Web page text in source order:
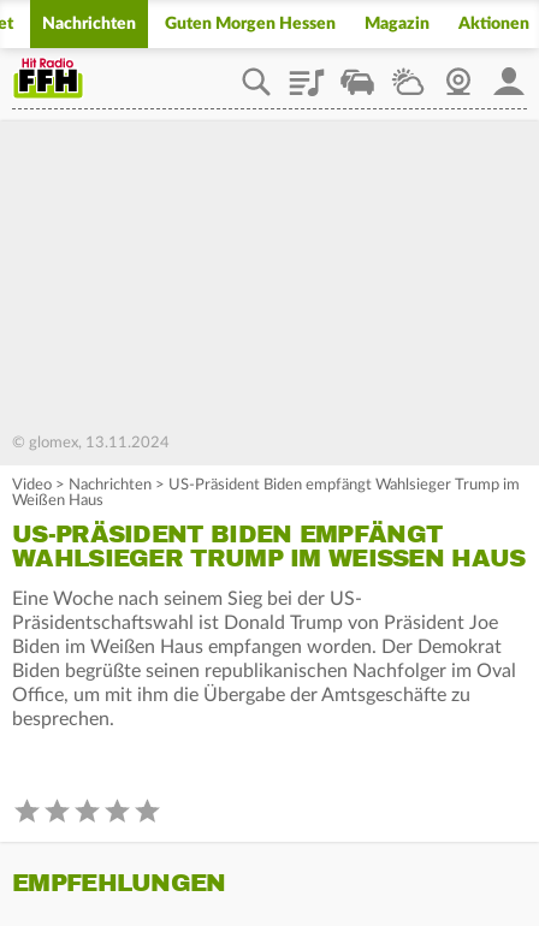
Nachrichten Guten Morgen Hessen Magazin Aktionen
PlaylistStaupilotWetterWebcam
© glomex, 13.11.2024
Video > Nachrichten > US-Präsident Biden empfängt Wahlsieger Trump im
Weißen Haus
US-PRÄSIDENT BIDEN EMPFÄNGT
WAHLSIEGER TRUMP IM WEISSEN HAUS
Eine Woche nach seinem Sieg bei der US-
Präsidentschaftswahl ist Donald Trump von Präsident Joe
Biden im Weißen Haus empfangen worden. Der Demokrat
Biden begrüßte seinen republikanischen Nachfolger im Oval
Office, um mit ihm die Übergabe der Amtsgeschäfte zu
besprechen.
EMPFEHLUNGEN